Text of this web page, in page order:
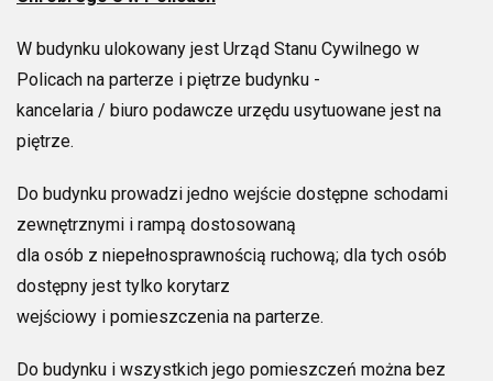
W budynku ulokowany jest Urząd Stanu Cywilnego w
Policach na parterze i piętrze budynku -
kancelaria / biuro podawcze urzędu usytuowane jest na
piętrze.
Do budynku prowadzi jedno wejście dostępne schodami
zewnętrznymi i rampą dostosowaną
dla osób z niepełnosprawnością ruchową; dla tych osób
dostępny jest tylko korytarz
wejściowy i pomieszczenia na parterze.
Do budynku i wszystkich jego pomieszczeń można bez